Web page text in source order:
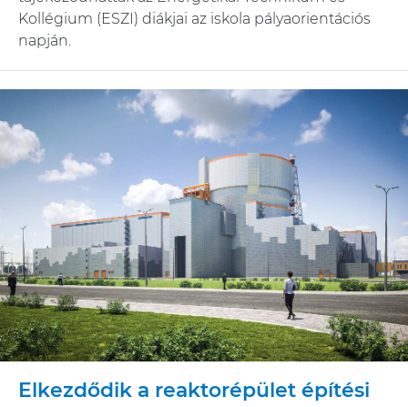
Kollégium (ESZI) diákjai az iskola pályaorientációs
napján.
Elkezdődik a reaktorépület építési